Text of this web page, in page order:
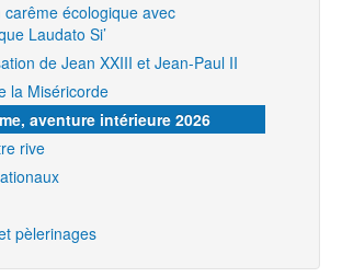
carême écologique avec
Laudato Si’
de Jean XXIII et Jean-Paul II
la Miséricorde
aventure intérieure 2026
rive
pèlerinages